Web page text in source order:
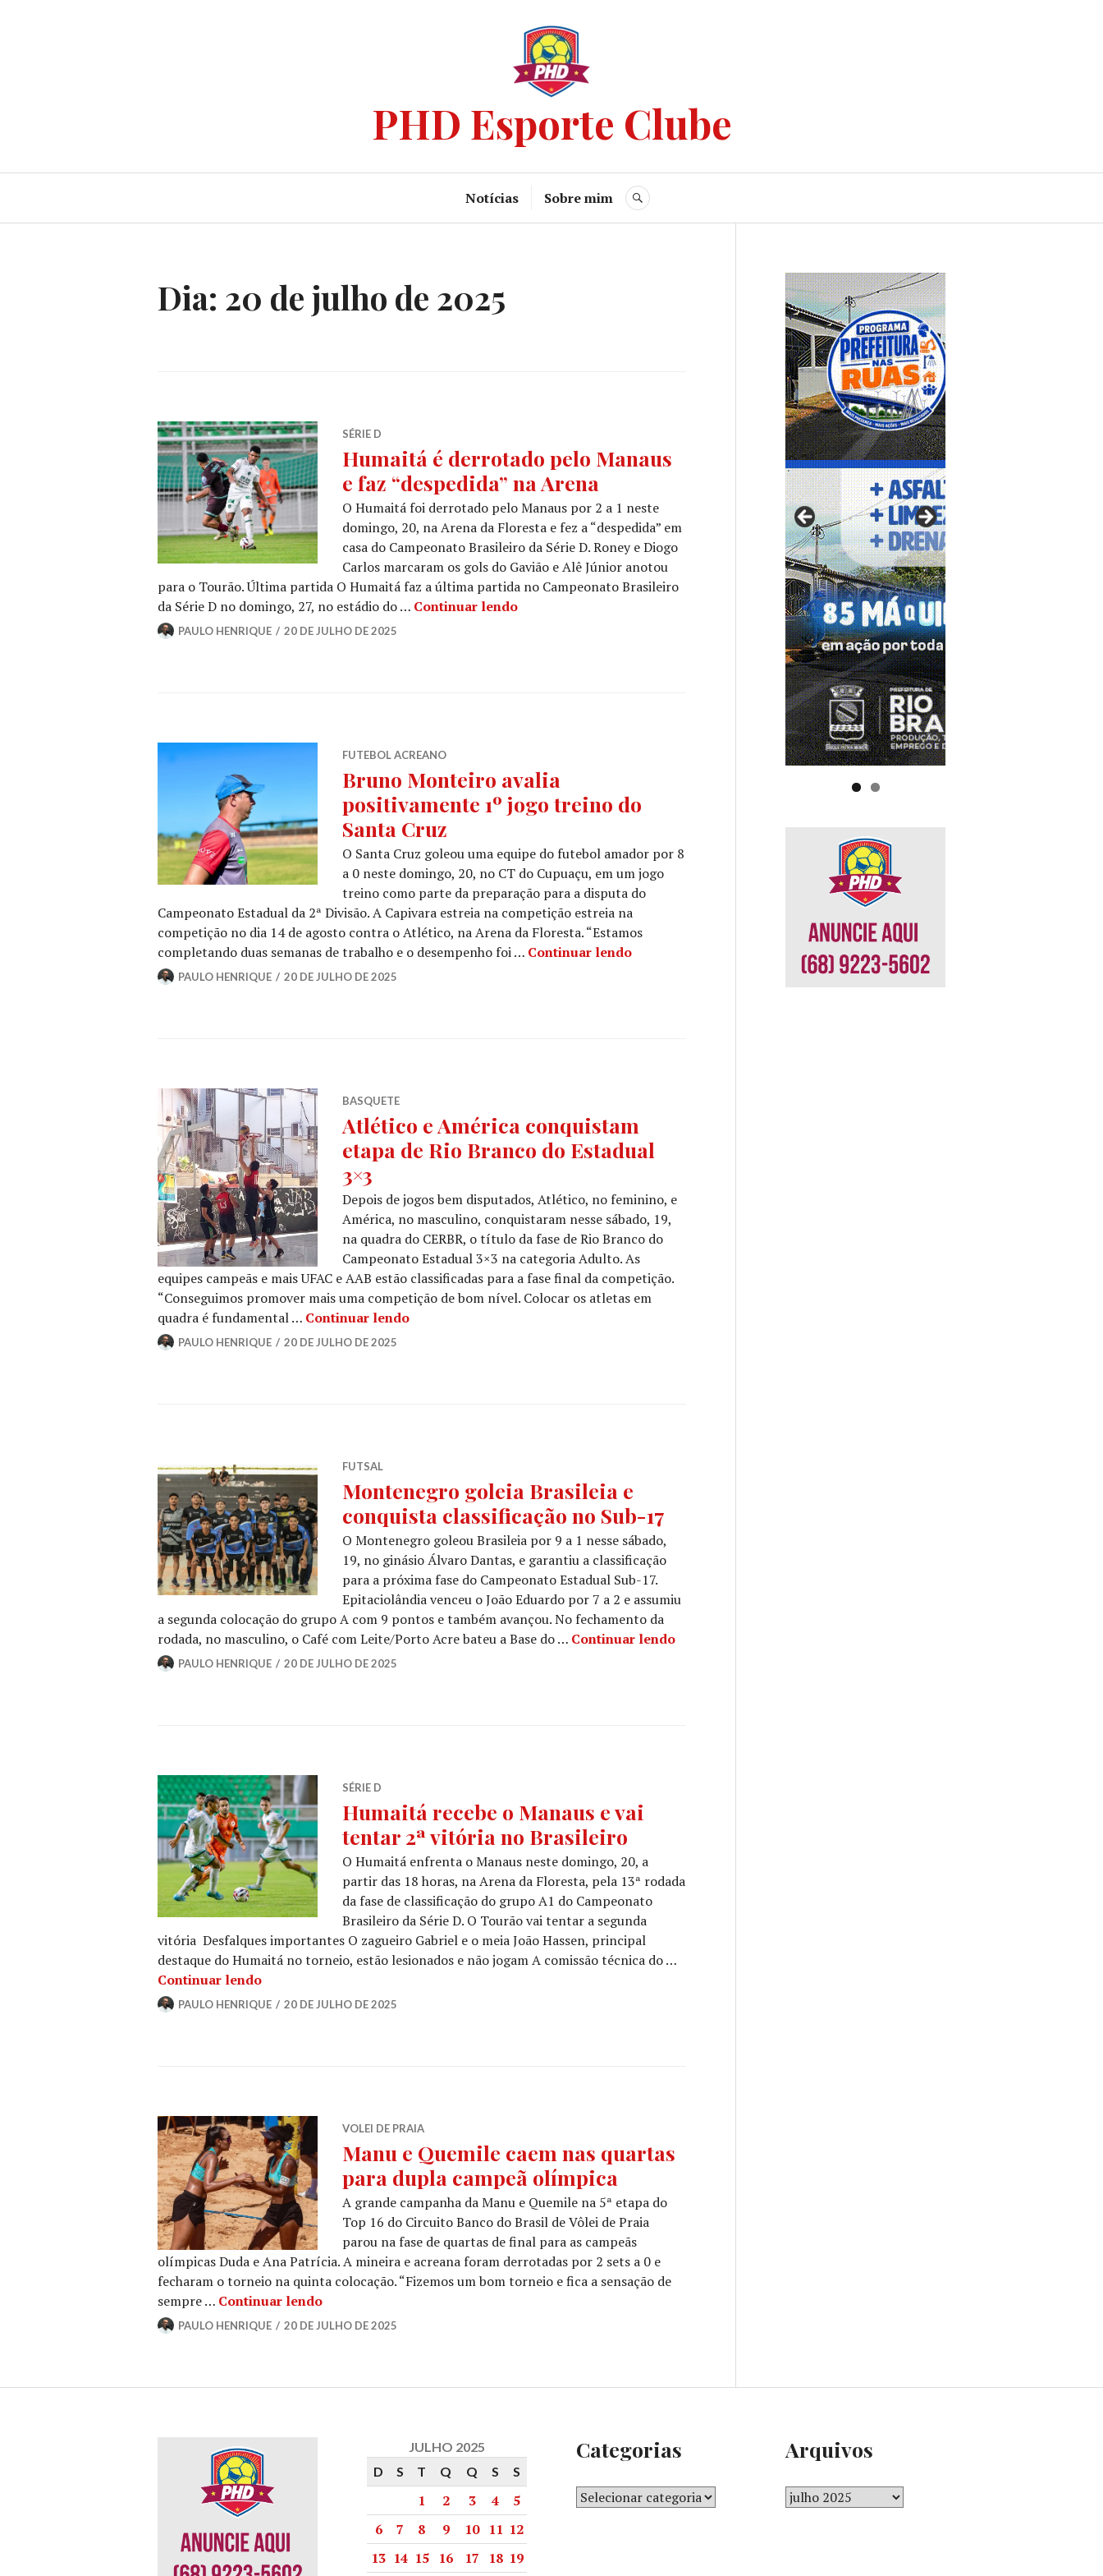
PHD Esporte Clube
Notícias Sobre mim
Dia: 20 de julho de 2025
SÉRIE D
Humaitá é derrotado pelo Manaus
e faz “despedida” na Arena
O Humaitá foi derrotado pelo Manaus por 2 a 1 neste
domingo, 20, na Arena da Floresta e fez a “despedida” em
casa do Campeonato Brasileiro da Série D. Roney e Diogo
Carlos marcaram os gols do Gavião e Alê Júnior anotou
para o Tourão. Última partida O Humaitá faz a última partida no Campeonato Brasileiro
da Série D no domingo, 27, no estádio do … Continuar lendo
PAULO HENRIQUE 20 DE JULHO DE 2025
FUTEBOL ACREANO
Bruno Monteiro avalia
positivamente 1º jogo treino do
Santa Cruz
O Santa Cruz goleou uma equipe do futebol amador por 8
a 0 neste domingo, 20, no CT do Cupuaçu, em um jogo
treino como parte da preparação para a disputa do
Campeonato Estadual da 2ª Divisão. A Capivara estreia na competição estreia na
competição no dia 14 de agosto contra o Atlético, na Arena da Floresta. “Estamos
completando duas semanas de trabalho e o desempenho foi … Continuar lendo
PAULO HENRIQUE 20 DE JULHO DE 2025
BASQUETE
Atlético e América conquistam
etapa de Rio Branco do Estadual
3×3
Depois de jogos bem disputados, Atlético, no feminino, e
América, no masculino, conquistaram nesse sábado, 19,
na quadra do CERBR, o título da fase de Rio Branco do
Campeonato Estadual 3×3 na categoria Adulto. As
equipes campeãs e mais UFAC e AAB estão classificadas para a fase final da competição.
“Conseguimos promover mais uma competição de bom nível. Colocar os atletas em
quadra é fundamental … Continuar lendo
PAULO HENRIQUE 20 DE JULHO DE 2025
FUTSAL
Montenegro goleia Brasileia e
conquista classificação no Sub-17
O Montenegro goleou Brasileia por 9 a 1 nesse sábado,
19, no ginásio Álvaro Dantas, e garantiu a classificação
para a próxima fase do Campeonato Estadual Sub-17.
Epitaciolândia venceu o João Eduardo por 7 a 2 e assumiu
a segunda colocação do grupo A com 9 pontos e também avançou. No fechamento da
rodada, no masculino, o Café com Leite/Porto Acre bateu a Base do … Continuar lendo
PAULO HENRIQUE 20 DE JULHO DE 2025
SÉRIE D
Humaitá recebe o Manaus e vai
tentar 2ª vitória no Brasileiro
O Humaitá enfrenta o Manaus neste domingo, 20, a
partir das 18 horas, na Arena da Floresta, pela 13ª rodada
da fase de classificação do grupo A1 do Campeonato
Brasileiro da Série D. O Tourão vai tentar a segunda
vitória Desfalques importantes O zagueiro Gabriel e o meia João Hassen, principal
destaque do Humaitá no torneio, estão lesionados e não jogam A comissão técnica do …
Continuar lendo
PAULO HENRIQUE 20 DE JULHO DE 2025
VOLEI DE PRAIA
Manu e Quemile caem nas quartas
para dupla campeã olímpica
A grande campanha da Manu e Quemile na 5ª etapa do
Top 16 do Circuito Banco do Brasil de Vôlei de Praia
parou na fase de quartas de final para as campeãs
olímpicas Duda e Ana Patrícia. A mineira e acreana foram derrotadas por 2 sets a 0 e
fecharam o torneio na quinta colocação. “Fizemos um bom torneio e fica a sensação de
sempre … Continuar lendo
PAULO HENRIQUE 20 DE JULHO DE 2025
JULHO 2025
D
S T Q Q S S
1 2 3 4
5
6
7 8 9 10 11 12
13 14 15 16 17 18 19
Categorias Arquivos